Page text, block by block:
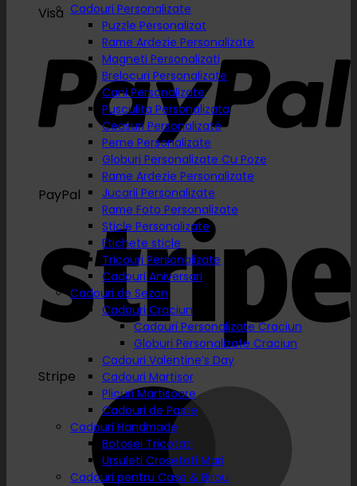
Visa
PayPal
Stripe
Cadouri Personalizate
Puzzle Personalizat
Rame Ardezie Personalizate
Magneti Personalizati
Brelocuri Personalizate
Cani Personalizate
Pusculita Personalizata
Ceasuri Personalizate
Perne Personalizate
Globuri Personalizate Cu Poze
Rame Ardezie Personalizate
Jucarii Personalizate
Rame Foto Personalizate
Sticle Personalizate
Etichete sticle
Tricouri Personalizate
Cadouri Aniversari
Cadouri de Sezon
Cadouri Craciun
Cadouri Personalizate Craciun
Globuri Personalizate Craciun
Cadouri Valentine’s Day
Cadouri Martisor
Plicuri Martisoare
Cadouri de Paste
Cadouri Handmade
Botosei Tricotati
Ursuleti Crosetati Mari
Cadouri pentru Casa & Birou